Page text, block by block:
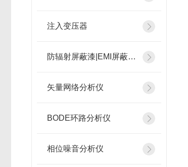
注入变压器
防辐射屏蔽漆|EMI屏蔽涂料
矢量网络分析仪
BODE环路分析仪
相位噪音分析仪